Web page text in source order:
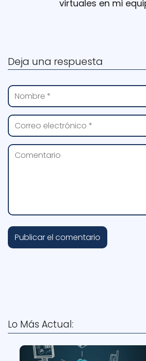
virtuales en mi
Deja una respuesta
Lo Más Actual: